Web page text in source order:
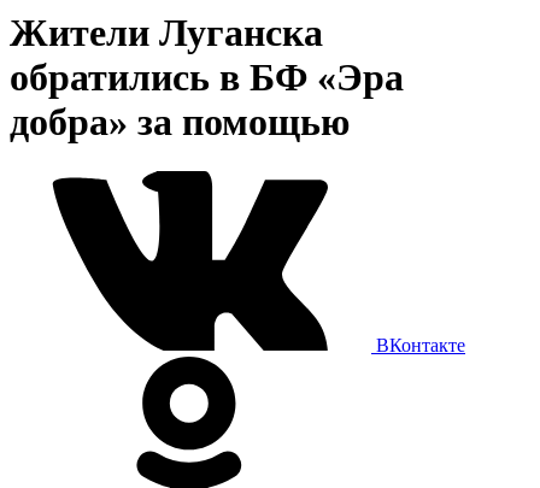
Жители Луганска
обратились в БФ «Эра
добра» за помощью
ВКонтакте